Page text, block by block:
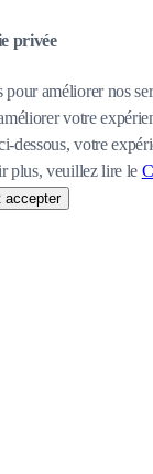
privée
améliorer nos
votre
dessous, votre
plus, veuillez lire le
accepter